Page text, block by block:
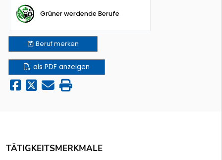
Grüner werdende Berufe
Berufmerken
als PDF anzeigen
TÄTIGKEITSMERKMALE